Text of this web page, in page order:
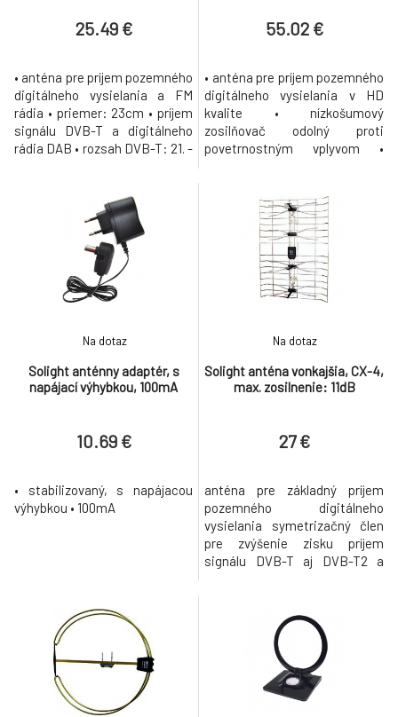
25.49 €
• anténa pre príjem pozemného
digitálneho vysielania a FM
rádia • priemer: 23cm • príjem
signálu DVB-T a digitálneho
rádia DAB • rozsah DVB-T: 21. -
- 108 MHz • nízkošumový
zosilňovač • maximálne
zosilnenie antény: 36dB •
výstup: koax konektor,
impedancia: 75Ohm •
napájanie AC
55.02 €
• anténa pre príjem pozemného
digitálneho vysielania v HD
kvalite • nízkošumový
zosilňovač odolný proti
povetrnostným vplyvom •
DAB+ • rozsah DVB-T: 21. - 69.
kanál UHF • rozsah DAB: 6. - 12.
kanál VHF • zisk zosilňovača:
35dB • zisk antény: 12dB •
maximálny zisk antény: 42 -
47dB • výstu
Solight anténny adaptér, s
napájací výhybkou, 100mA
Na dotaz
10.69 €
• stabilizovaný, s napájacou
výhybkou • 100mA
Solight anténa vonkajšia, CX-4,
max. zosilnenie: 11dB
Na dotaz
27 €
anténa pre základný príjem
pozemného digitálneho
vysielania symetrizačný člen
pre zvýšenie zisku príjem
signálu DVB-T aj DVB-T2 a
DVB-T: 21. - 60. kanál UHF
rozsah DAB: 6. - 12. kanál VHF
maximálny zisk antény: 11dB
úchyt na zvislý držiak, stožiar,
zábradlie výstup: koax